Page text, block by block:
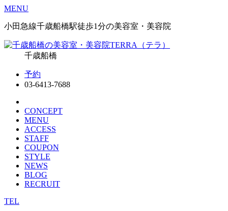
MENU
小田急線千歳船橋駅徒歩1分の美容室・美容院
千歳船橋
予約
03-6413-7688
CONCEPT
MENU
ACCESS
STAFF
COUPON
STYLE
NEWS
BLOG
RECRUIT
TEL